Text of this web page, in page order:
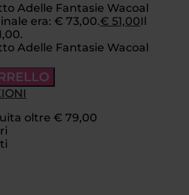
Adelle Fantasie Wacoal
era: € 73,00.€ 51,00Il
Adelle Fantasie Wacoal
oltre € 79,00